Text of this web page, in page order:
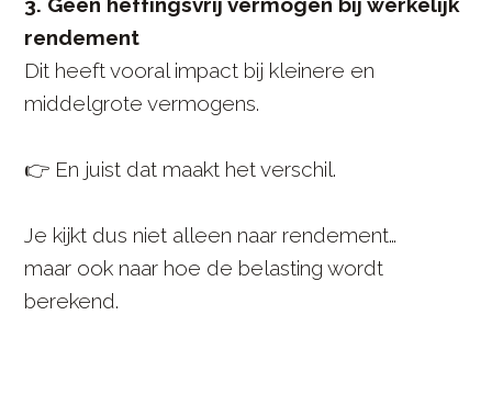
rendement
Dit heeft vooral impact bij kleinere en
middelgrote vermogens.
👉 En juist dat maakt het verschil.
Je kijkt dus niet alleen naar rendement…
maar ook naar hoe de belasting wordt
berekend.